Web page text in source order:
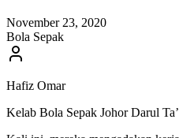
November 23, 2020
Bola Sepak
Hafiz Omar
Kelab Bola Sepak Johor Darul